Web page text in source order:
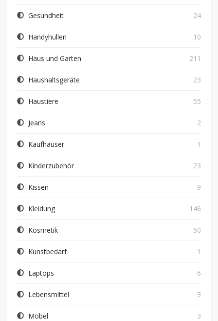
Gesundheit 24
Handyhüllen 10
Haus und Garten 211
Haushaltsgeräte 23
Haustiere 55
Jeans 2
Kaufhäuser 1
Kinderzubehör 23
Kissen 9
Kleidung 146
Kosmetik 50
Kunstbedarf 1
Laptops 6
Lebensmittel 3
Möbel 3